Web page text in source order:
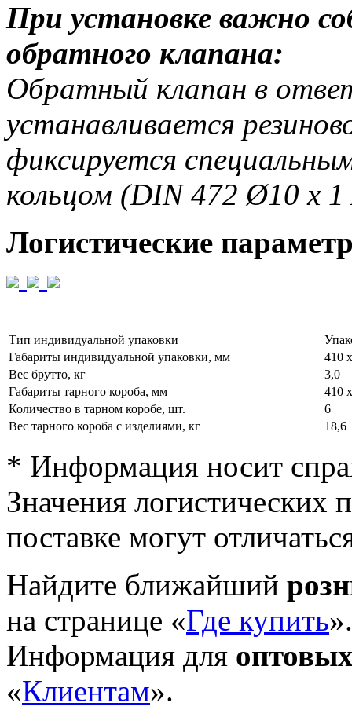
При установке важно
обратного клапана:
Обратный клапан в
устанавливается
фиксируется
кольцом (DIN 472 Ø10 x
Логистические
Тип индивидуальной упаковки
Габариты индивидуальной упаковки, мм
410
Вес брутто, кг
3,0
Габариты тарного короба, мм
410
Количество в тарном коробе, шт.
6
Вес тарного короба с изделиями, кг
18,6
* Информация носит
Значения логистических
поставке могут
Найдите ближайший
на странице «Где купить».
Информация для
«Клиентам».